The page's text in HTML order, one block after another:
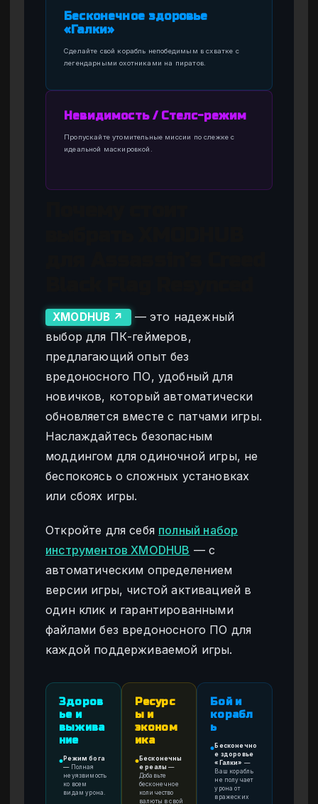
Бесконечное здоровье
«Галки»
Сделайте свой корабль непобедимым в схватке с
легендарными охотниками на пиратов.
Невидимость / Стелс-режим
Пропускайте утомительные миссии по слежке с
идеальной маскировкой.
XMODHUB ↗
— это надежный
выбор для ПК-геймеров,
предлагающий опыт без
вредоносного ПО, удобный для
новичков, который автоматически
обновляется вместе с патчами игры.
Наслаждайтесь безопасным
моддингом для одиночной игры, не
беспокоясь о сложных установках
или сбоях игры.
Откройте для себя полный набор
инструментов XMODHUB — с
автоматическим определением
версии игры, чистой активацией в
один клик и гарантированными
файлами без вредоносного ПО для
каждой поддерживаемой игры.
Здоров
ье и
выжива
ние
● Режим бога
— Полная
неуязвимость
ко всем
видам урона.
Ресурс
ы и
эконом
ика
●Бесконечны
е реалы —
Добавьте
бесконечное
количество
валюты в свой
Бой и
корабл
ь
●Бесконечно
е здоровье
«Галки» —
Ваш корабль
не получает
урона от
вражеских